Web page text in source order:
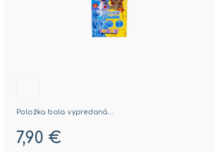
Položka bola vypredaná…
7,90 €